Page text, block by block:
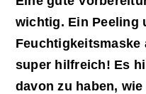
wichtig. Ein Peeling
Feuchtigkeitsmaske
super hilfreich! Es
davon zu haben,